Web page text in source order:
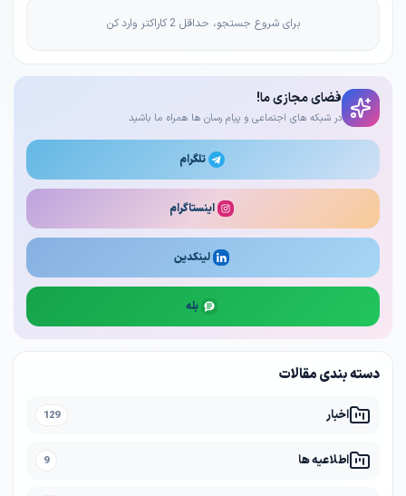
برای شروع جستجو، حداقل 2 کاراکتر وارد کن
فضای مجازی ما!
در شبکه های اجتماعی و پیام رسان ها همراه ما باشید
تلگرام
اینستاگرام
لینکدین
بله
دسته بندی مقالات
اخبار 129
اطلاعیه ها 9